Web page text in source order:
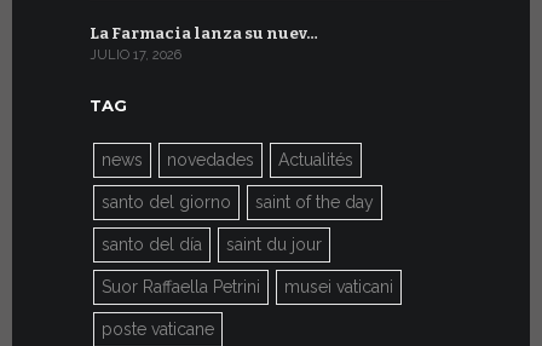
La Farmacia lanza su nuev…
JULIO 17, 2026
TAG
news novedades Actualités
santo del giorno saint of the day
santo del día saint du jour
Suor Raffaella Petrini musei vaticani
poste vaticane